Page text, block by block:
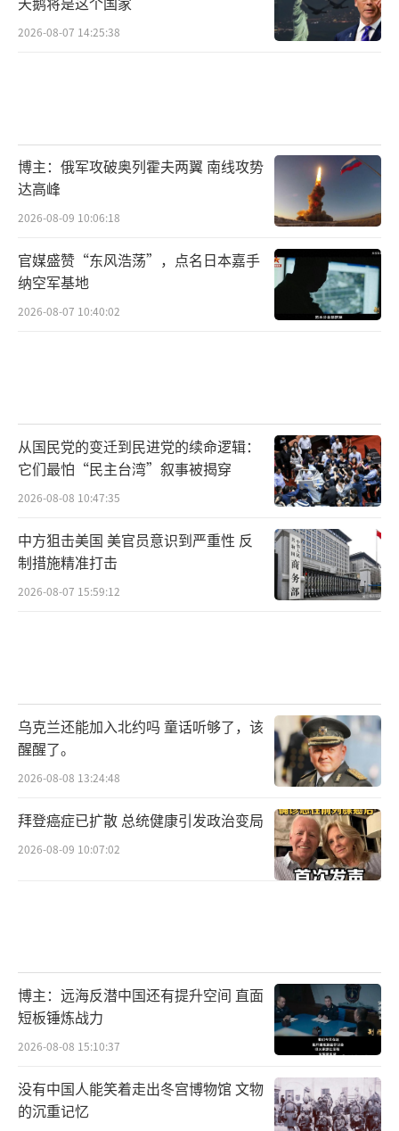
2026-08-07 14:25:38
博主：俄军攻破奥列霍夫两翼 南线攻势
达高峰
2026-08-09 10:06:18
官媒盛赞“东风浩荡”，点名日本嘉手
纳空军基地
2026-08-07 10:40:02
从国民党的变迁到民进党的续命逻辑：
它们最怕“民主台湾”叙事被揭穿
2026-08-08 10:47:35
中方狙击美国 美官员意识到严重性 反
制措施精准打击
2026-08-07 15:59:12
乌克兰还能加入北约吗 童话听够了，该
醒醒了。
2026-08-08 13:24:48
拜登癌症已扩散 总统健康引发政治变局
2026-08-09 10:07:02
博主：远海反潜中国还有提升空间 直面
短板锤炼战力
2026-08-08 15:10:37
没有中国人能笑着走出冬宫博物馆 文物
的沉重记忆